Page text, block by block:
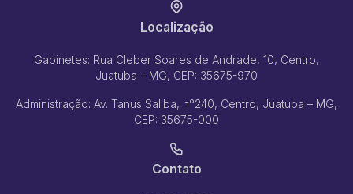
Localização
Gabinetes: Rua Cleber Soares de Andrade, 10, Centro,
Juatuba – MG, CEP: 35675-970
Administração: Av. Tanus Saliba, n°240, Centro, Juatuba – MG,
CEP: 35675-000
Contato